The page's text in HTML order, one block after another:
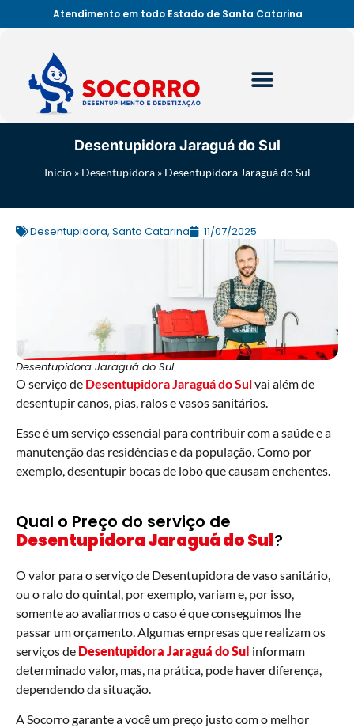
Atendimento em todo Estado de Santa Catarina
Desentupidora Jaraguá do Sul
Início» Desentupidora» Desentupidora Jaraguá do Sul
Desentupidora, Santa Catarina 11/07/2025
Desentupidora Jaraguá do Sul
O serviço de Desentupidora Jaraguá do Sulvai além de
desentupir canos, pias, ralos e vasos sanitários.
Esse é um serviço essencial para contribuir com a saúde e a
manutenção das residências e da população. Como por
exemplo, desentupir bocas de lobo que causam enchentes.
Qual o Preço do serviço de
Desentupidora Jaraguá do Sul?
O valor para o serviço de Desentupidora de vaso sanitário,
ou o ralo do quintal, por exemplo, variam e, por isso,
somente ao avaliarmos o caso é que conseguimos lhe
passar um orçamento. Algumas empresas que realizam os
serviços de Desentupidora Jaraguá do Sul informam
determinado valor, mas, na prática, pode haver diferença,
dependendo da situação.
A Socorro garante a você um preço justo com o melhor